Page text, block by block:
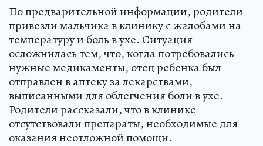
По предварительной информации, родители
привезли мальчика в клинику с жалобами на
температуру и боль в ухе. Ситуация
осложнилась тем, что, когда потребовались
нужные медикаменты, отец ребенка был
отправлен в аптеку за лекарствами,
выписанными для облегчения боли в ухе.
Родители рассказали, что в клинике
отсутствовали препараты, необходимые для
оказания неотложной помощи.